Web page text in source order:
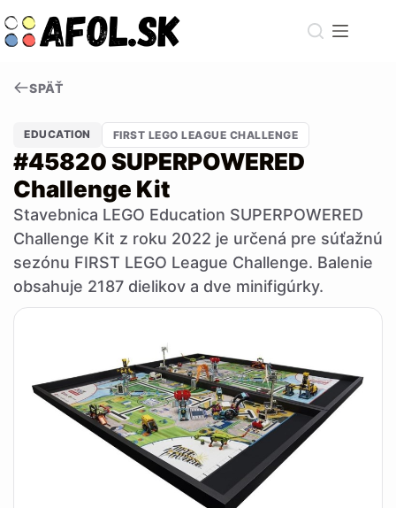
to
content
SPÄŤ
EDUCATION FIRST LEGO LEAGUE CHALLENGE
#45820 SUPERPOWERED
Challenge Kit
Stavebnica LEGO Education SUPERPOWERED
Challenge Kit z roku 2022 je určená pre súťažnú
sezónu FIRST LEGO League Challenge. Balenie
obsahuje 2187 dielikov a dve minifigúrky.